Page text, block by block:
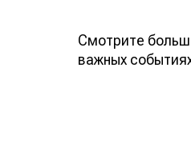
Смотрите
важных